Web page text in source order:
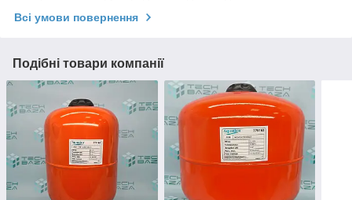
Всі умови повернення
Подібні товари компанії